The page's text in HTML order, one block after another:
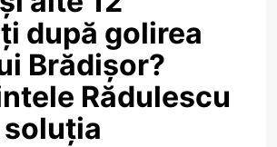
după golirea
Brădișor?
Rădulescu